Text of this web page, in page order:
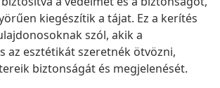
kiegészítik a tájat. Ez a kerítés
szól, akik a
az esztétikát szeretnék ötvözni,
biztonságát és megjelenését.